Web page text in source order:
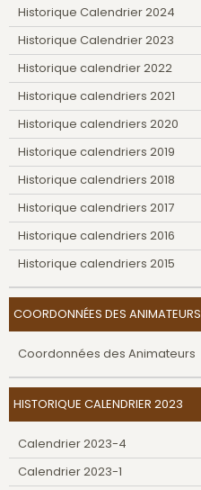
Historique Calendrier 2024
Historique Calendrier 2023
Historique calendrier 2022
Historique calendriers 2021
Historique calendriers 2020
Historique calendriers 2019
Historique calendriers 2018
Historique calendriers 2017
Historique calendriers 2016
Historique calendriers 2015
COORDONNÉES DES ANIMATEURS
Coordonnées des Animateurs
HISTORIQUE CALENDRIER 2023
Calendrier 2023-4
Calendrier 2023-1